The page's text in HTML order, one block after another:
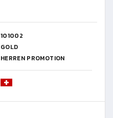
101002
GOLD
HERREN PROMOTION